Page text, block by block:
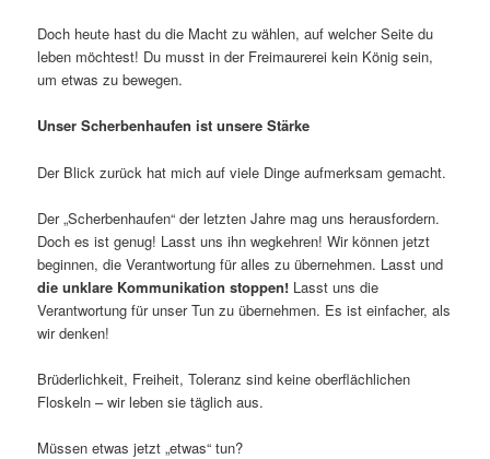
Doch heute hast du die Macht zu wählen, auf welcher Seite du
leben möchtest! Du musst in der Freimaurerei kein König sein,
um etwas zu bewegen.
Unser Scherbenhaufen ist unsere Stärke
Der Blick zurück hat mich auf viele Dinge aufmerksam gemacht.
Der „Scherbenhaufen“ der letzten Jahre mag uns herausfordern.
Doch es ist genug! Lasst uns ihn wegkehren! Wir können jetzt
beginnen, die Verantwortung für alles zu übernehmen. Lasst und
die unklare Kommunikation stoppen! Lasst uns die
Verantwortung für unser Tun zu übernehmen. Es ist einfacher, als
wir denken!
Brüderlichkeit, Freiheit, Toleranz sind keine oberflächlichen
Floskeln – wir leben sie täglich aus.
Müssen etwas jetzt „etwas“ tun?